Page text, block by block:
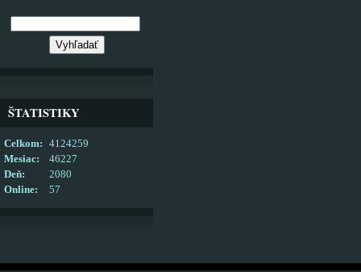
ŠTATISTIKY
Online: 57
Celkom:
4124259
Mesiac:
46227
Deň:
2080